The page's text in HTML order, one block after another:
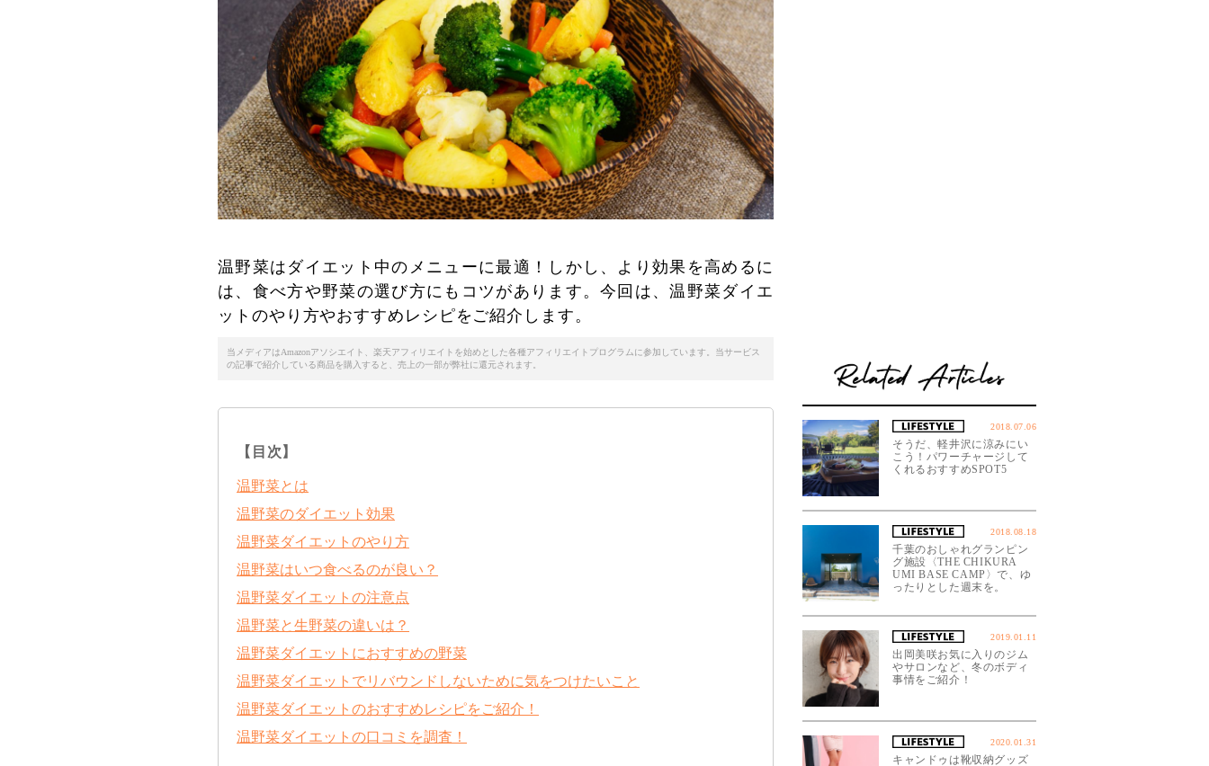
温野菜はダイエット中のメニューに最適！しかし、より効果を高めるに
は、食べ方や野菜の選び方にもコツがあります。今回は、温野菜ダイエ
ットのやり方やおすすめレシピをご紹介します。
当メディアはAmazonアソシエイト、楽天アフィリエイトを始めとした各種アフィリエイトプログラムに参加しています。当サービス
の記事で紹介している商品を購入すると、売上の一部が弊社に還元されます。
【目次】
温野菜とは
温野菜のダイエット効果
温野菜ダイエットのやり方
温野菜はいつ食べるのが良い？
温野菜ダイエットの注意点
温野菜と生野菜の違いは？
温野菜ダイエットにおすすめの野菜
温野菜ダイエットでリバウンドしないために気をつけたいこと
温野菜ダイエットのおすすめレシピをご紹介！
温野菜ダイエットの口コミを調査！
2018.07.06
そうだ、軽井沢に涼みにい
こう！パワーチャージして
くれるおすすめSPOT5
2018.08.18
千葉のおしゃれグランピン
グ施設〈THE CHIKURA
UMI BASE CAMP〉で、ゆ
ったりとした週末を。
2019.01.11
出岡美咲お気に入りのジム
やサロンなど、冬のボディ
事情をご紹介！
2020.01.31
キャンドゥは靴収納グッズ